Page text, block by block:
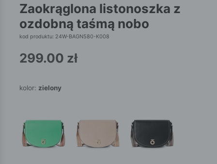
zaokrąglona listonoszka z
ozdobną taśmą nobo
kod produktu: 24W-BAGN580-K008
299.00 zł
kolor: zielony